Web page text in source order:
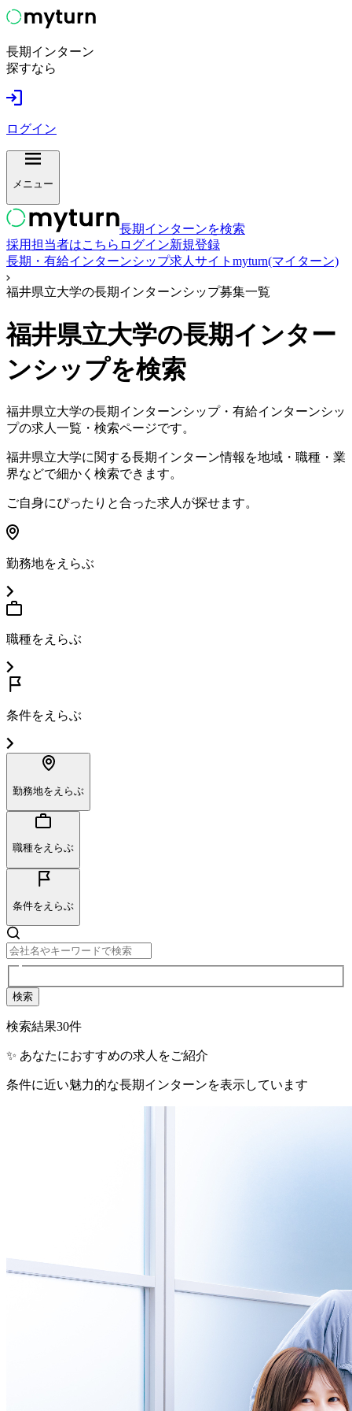
長期インターン
探すなら
ログイン
メニュー
長期インターンを検索
採用担当者はこちら ログイン新規登録
長期・有給インターンシップ求人サイトmyturn(マイターン)
福井県立大学の長期インターンシップ募集一覧
福井県立大学の長期インター
ンシップを検索
福井県立大学の長期インターンシップ・有給インターンシッ
プの求人一覧・検索ページです。
福井県立大学に関する長期インターン情報を地域・職種・業
界などで細かく検索できます。
ご自身にぴったりと合った求人が探せます。
勤務地をえらぶ
職種をえらぶ
条件をえらぶ
勤務地をえらぶ
職種をえらぶ
条件をえらぶ
検索
検索結果30件
✨ あなたにおすすめの求人をご紹介
条件に近い魅力的な長期インターンを表示しています